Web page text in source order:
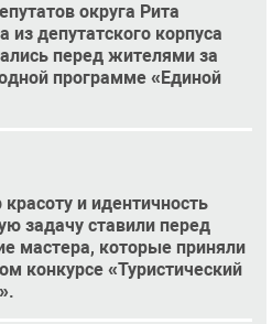
округа Рита
из депутатского корпуса
перед жителями за
программе «Единой
и идентичность
задачу ставили перед
мастера, которые приняли
конкурсе «Туристический